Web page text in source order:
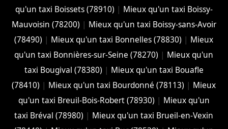
qu'un taxi Boissets (78910) | Mieux qu'un taxi Boissy-
Mauvoisin (78200) | Mieux qu'un taxi Boissy-sans-Avoir
(78490) | Mieux qu'un taxi Bonnelles (78830) | Mieux
qu'un taxi Bonnières-sur-Seine (78270) | Mieux qu'un
taxi Bougival (78380) | Mieux qu'un taxi Bouafle
(78410) | Mieux qu'un taxi Bourdonné (78113) | Mieux
qu'un taxi Breuil-Bois-Robert (78930) | Mieux qu'un
taxi Bréval (78980) | Mieux qu'un taxi Brueil-en-Vexin